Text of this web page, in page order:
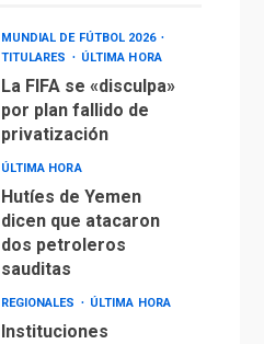
MUNDIAL DE FÚTBOL 2026
TITULARES
ÚLTIMA HORA
La FIFA se «disculpa»
por plan fallido de
privatización
ÚLTIMA HORA
Hutíes de Yemen
dicen que atacaron
dos petroleros
sauditas
REGIONALES ÚLTIMA HORA
Instituciones